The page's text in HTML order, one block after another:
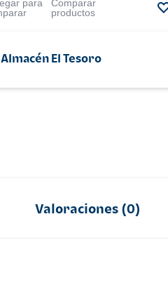
Comparar
productos
Almacén El Tesoro
Valoraciones (0)